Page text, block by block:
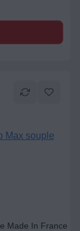
Made In France